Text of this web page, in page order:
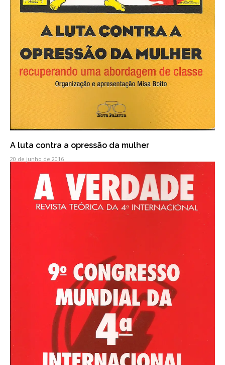
A luta contra a opressão da mulher
20 de junho de 2016